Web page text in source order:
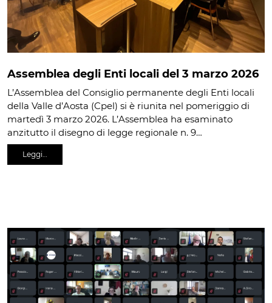
Assemblea degli Enti locali del 3 marzo 2026
L’Assemblea del Consiglio permanente degli Enti locali
della Valle d’Aosta (Cpel) si è riunita nel pomeriggio di
martedì 3 marzo 2026. L’Assemblea ha esaminato
anzitutto il disegno di legge regionale n. 9…
Leggi…